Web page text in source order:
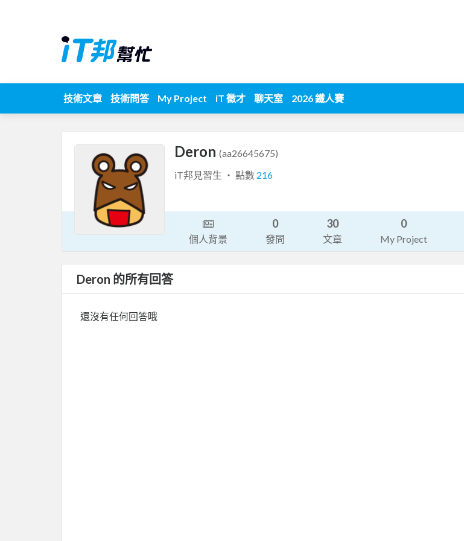
技術文章 技術問答 My Project iT 徵才 聊天室 2026 鐵人賽
Deron (aa26645675)
iT邦見習生 ‧ 點數 216
個人背景
0
發問
30
文章
0
My Project
Deron 的所有回答
還沒有任何回答哦